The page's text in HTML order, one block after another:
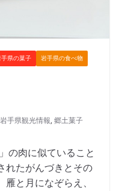
手県の菓子 岩手県の食べ物
岩手県観光情報 郷土菓子
の肉に似ていること
れたがんづきとその
雁と月になぞらえ、